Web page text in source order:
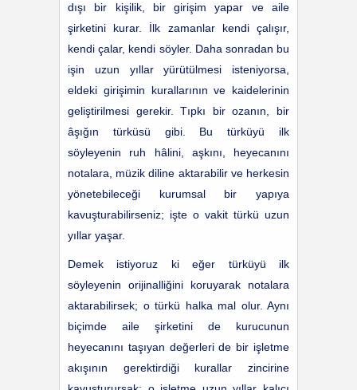
dışı bir kişilik, bir girişim yapar ve aile
şirketini kurar. İlk zamanlar kendi çalışır,
kendi çalar, kendi söyler. Daha sonradan bu
işin uzun yıllar yürütülmesi isteniyorsa,
eldeki girişimin kurallarının ve kaidelerinin
geliştirilmesi gerekir. Tıpkı bir ozanın, bir
âşığın türküsü gibi. Bu türküyü ilk
söyleyenin ruh hâlini, aşkını, heyecanını
notalara, müzik diline aktarabilir ve herkesin
yönetebileceği kurumsal bir yapıya
kavuşturabilirseniz; işte o vakit türkü uzun
yıllar yaşar.
Demek istiyoruz ki eğer türküyü ilk
söyleyenin orijinalliğini koruyarak notalara
aktarabilirsek; o türkü halka mal olur. Aynı
biçimde aile şirketini de kurucunun
heyecanını taşıyan değerleri de bir işletme
akışının gerektirdiği kurallar zincirine